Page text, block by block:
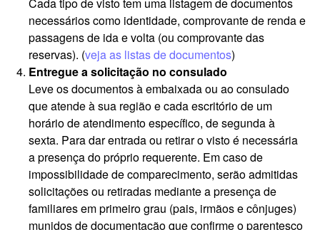
necessários como identidade, comprovante de renda e
passagens de ida e volta (ou comprovante das
reservas). (veja as listas de documentos)
Entregue a solicitação no consulado
Leve os documentos à embaixada ou ao consulado
que atende à sua região e cada escritório de um
horário de atendimento específico, de segunda à
sexta. Para dar entrada ou retirar o visto é necessária
a presença do próprio requerente. Em caso de
impossibilidade de comparecimento, serão admitidas
solicitações ou retiradas mediante a presença de
familiares em primeiro grau (pais, irmãos e cônjuges)
munidos de documentação que confirme o parentesco